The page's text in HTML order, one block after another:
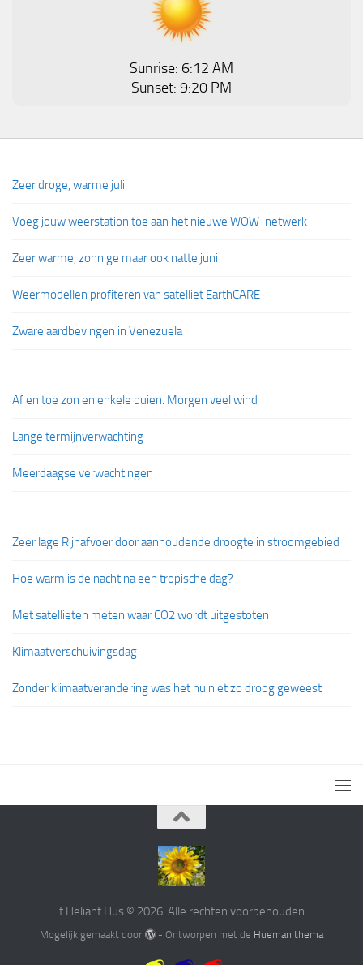
Sunrise: 6:12 AM
Sunset: 9:20 PM
Zeer droge, warme juli
Voeg jouw weerstation toe aan het nieuwe WOW-netwerk
Zeer warme, zonnige maar ook natte juni
Weermodellen profiteren van satelliet EarthCARE
Zware aardbevingen in Venezuela
Af en toe zon en enkele buien. Morgen veel wind
Lange termijnverwachting
Meerdaagse verwachtingen
Zeer lage Rijnafvoer door aanhoudende droogte in stroomgebied
Hoe warm is de nacht na een tropische dag?
Met satellieten meten waar CO2 wordt uitgestoten
Klimaatverschuivingsdag
Zonder klimaatverandering was het nu niet zo droog geweest
't Heliant Hus © 2026. Alle rechten voorbehouden.
Mogelijk gemaakt door - Ontworpen met de Hueman thema